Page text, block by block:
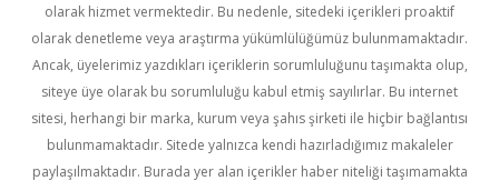
olarak hizmet vermektedir. Bu nedenle, sitedeki içerikleri proaktif
olarak denetleme veya araştırma yükümlülüğümüz bulunmamaktadır.
Ancak, üyelerimiz yazdıkları içeriklerin sorumluluğunu taşımakta olup,
siteye üye olarak bu sorumluluğu kabul etmiş sayılırlar. Bu internet
sitesi, herhangi bir marka, kurum veya şahıs şirketi ile hiçbir bağlantısı
bulunmamaktadır. Sitede yalnızca kendi hazırladığımız makaleler
paylaşılmaktadır. Burada yer alan içerikler haber niteliği taşımamakta